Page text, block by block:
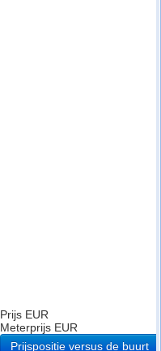
Prijs EUR
Meterprijs EUR
Prijspositie versus de buurt